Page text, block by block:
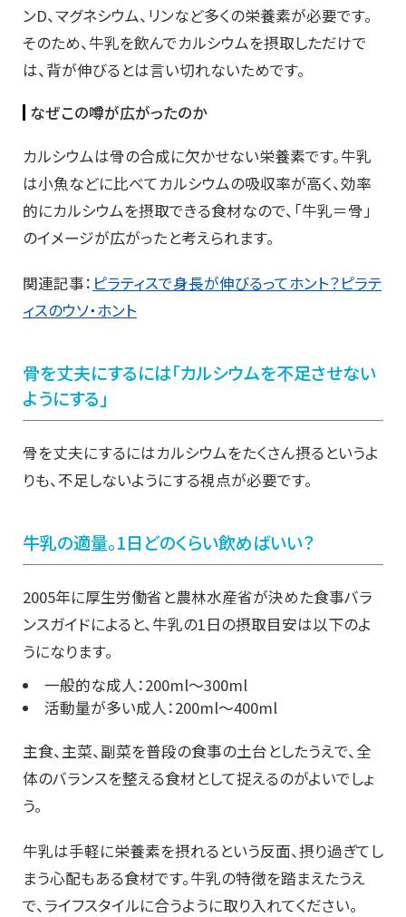
ンD、マグネシウム、リンなど多くの栄養素が必要です。
そのため、牛乳を飲んでカルシウムを摂取しただけで
は、背が伸びるとは言い切れないためです。
なぜこの噂が広がったのか
カルシウムは骨の合成に欠かせない栄養素です。牛乳
は小魚などに比べてカルシウムの吸収率が高く、効率
的にカルシウムを摂取できる食材なので、「牛乳＝骨」
のイメージが広がったと考えられます。
関連記事： ピラティスで身長が伸びるってホント？ピラテ
ィスのウソ・ホント
骨を丈夫にするには「カルシウムを不足させない
ようにする」
骨を丈夫にするにはカルシウムをたくさん摂るというよ
りも、不足しないようにする視点が必要です。
牛乳の適量。1日どのくらい飲めばいい？
2005年に厚生労働省と農林水産省が決めた食事バラ
ンスガイドによると、牛乳の1日の摂取目安は以下のよ
うになります。
一般的な成人：200ml～300ml
活動量が多い成人：200ml～400ml
主食、主菜、副菜を普段の食事の土台としたうえで、全
体のバランスを整える食材として捉えるのがよいでしょ
う。
牛乳は手軽に栄養素を摂れるという反面、摂り過ぎてし
まう心配もある食材です。牛乳の特徴を踏まえたうえ
で、ライフスタイルに合うように取り入れてください。